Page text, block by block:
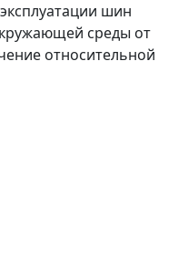
шин
среды от
относительной